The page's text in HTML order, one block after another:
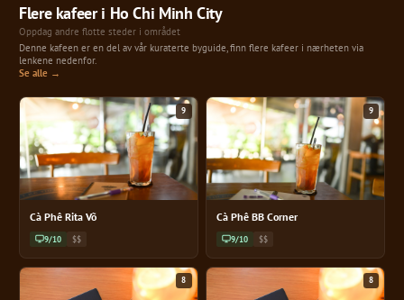
Flere kafeer i Ho Chi Minh City
Oppdag andre flotte steder i området
Denne kafeen er en del av vår kuraterte byguide, finn flere kafeer i nærheten via
lenkene nedenfor.
Se alle →
9
Cà Phê Rita Võ
9/10 $$
9
Cà Phê BB Corner
9/10 $$
8 8